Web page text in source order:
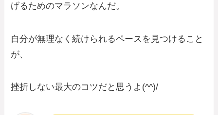
げるためのマラソンなんだ。
自分が無理なく続けられるペースを見つけること
が、
挫折しない最大のコツだと思うよ(^^)/